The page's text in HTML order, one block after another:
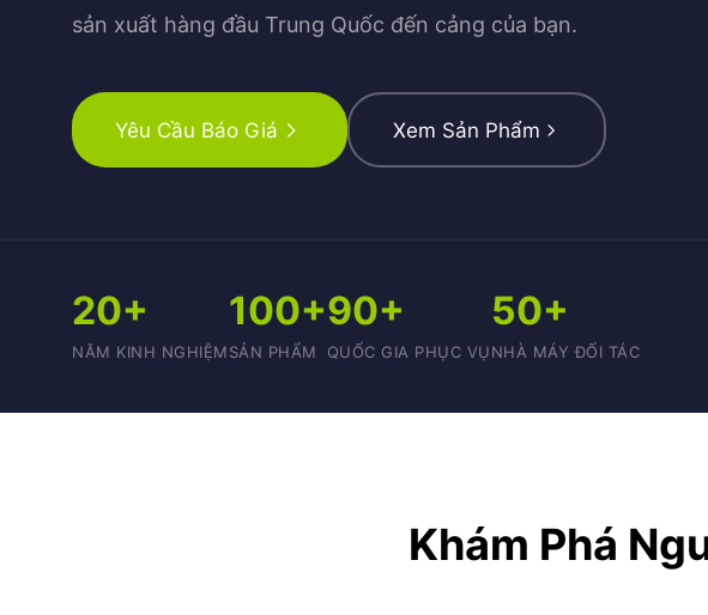
sản xuất hàng đầu Trung Quốc đến cảng của bạn.
Yêu Cầu Báo Giá Xem Sản Phẩm
20+
NĂM KINH NGHIỆM
100+
SẢN PHẨM
90+
QUỐC GIA PHỤC VỤ
50+
NHÀ MÁY ĐỐI TÁC
Khám Phá